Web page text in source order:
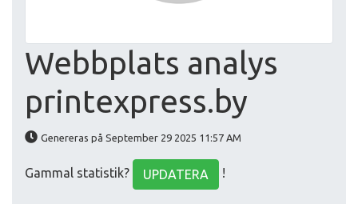
Webbplats analys
printexpress.by
Genereras på September 29 2025 11:57 AM
Gammal statistik? UPDATERA !